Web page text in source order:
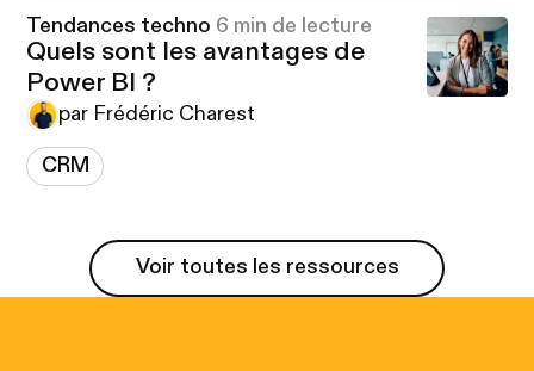
Tendances techno 6 min de lecture
Quels sont les avantages de
Power BI ?
par Frédéric Charest
CRM
Voir toutes les ressources